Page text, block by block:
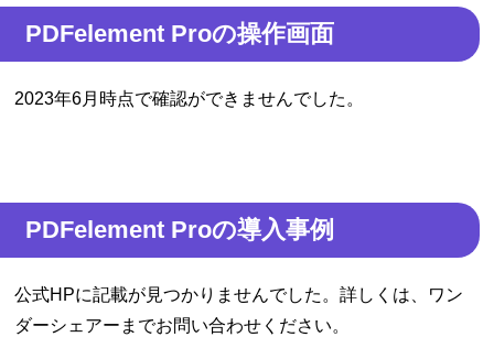
PDFelement Proの操作画面
2023年6月時点で確認ができませんでした。
PDFelement Proの導入事例
公式HPに記載が見つかりませんでした。詳しくは、ワン
ダーシェアーまでお問い合わせください。